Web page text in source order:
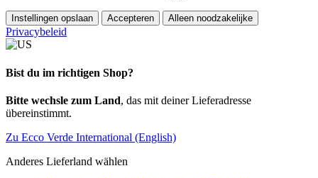
Instellingen opslaan Accepteren Alleen noodzakelijke
Privacybeleid
Bist du im richtigen Shop?
Bitte wechsle zum Land, das mit deiner Lieferadresse
übereinstimmt.
Zu Ecco Verde International (English)
Anderes Lieferland wählen